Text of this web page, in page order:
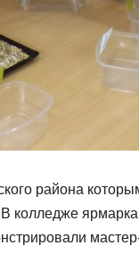
района
колледже